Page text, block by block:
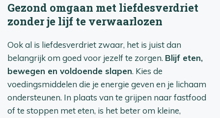
Gezond omgaan met liefdesverdriet
zonder je lijf te verwaarlozen
Ook al is liefdesverdriet zwaar, het is juist dan
belangrijk om goed voor jezelf te zorgen. Blijf eten,
bewegen en voldoende slapen. Kies de
voedingsmiddelen die je energie geven en je lichaam
ondersteunen. In plaats van te grijpen naar fastfood
of te stoppen met eten, is het beter om kleine,